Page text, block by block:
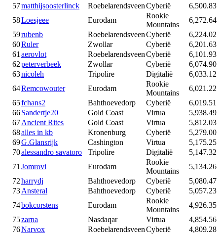
57matthijsoosterlinck RoebelarendsveenCyberië
6,500.83
58Loesjeee Eurodam
Rookie
Mountains
6,272.64
59rubenb RoebelarendsveenCyberië
6,224.02
60Ruler Zwollar Cyberië
6,201.63
61 aerovlot RoebelarendsveenCyberië
6,101.93
62peterverbeek Zwollar Cyberië
6,074.90
63nicoleh Tripolire Digitalië
6,033.12
64Remcowouter Eurodam
Rookie
Mountains
6,021.22
65fchans2 Bahthoevedorp Cyberië
6,019.51
66Sandertje20 Gold Coast Virtua
5,938.49
67Ancient Rites Gold Coast Virtua
5,812.03
68alles in kb Kronenburg Cyberië
5,279.00
69G.Glansrijk Cashington Virtua
5,175.25
70alessandro savatoro Tripolire Digitalië
5,147.32
71 Jomrovi Eurodam
Rookie
Mountains
5,134.26
72harrydj Bahthoevedorp Cyberië
5,080.47
73Ansteral Bahthoevedorp Cyberië
5,057.23
74bokcorstens Eurodam
Rookie
Mountains
4,926.35
75zarna Nasdaqar Virtua
4,854.56
76Narvox RoebelarendsveenCyberië
4,809.28